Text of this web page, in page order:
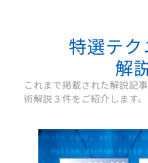
特選テ
解
これまで掲載された解説記
術解説３件をご紹介します。